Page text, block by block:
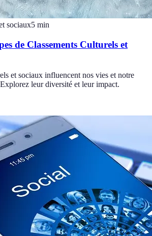
sociaux5 min
de Classements Culturels et
et sociaux influencent nos vies et notre
leur diversité et leur impact.